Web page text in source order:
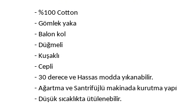
- %100 Cotton
- Gömlek yaka
- Balon kol
- Düğmeli
- Kuşaklı
- Cepli
- 30 derece ve Hassas modda yıkanabilir.
- Ağartma ve Santrifüjlü makinada kurutma
- Düşük sıcaklıkta ütülenebilir.